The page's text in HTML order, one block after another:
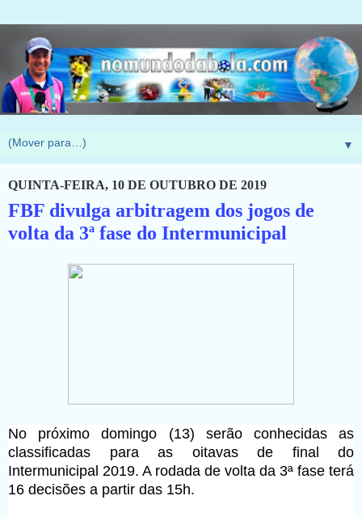
▼
QUINTA-FEIRA, 10 DE OUTUBRO DE 2019
FBF divulga arbitragem dos jogos de
volta da 3ª fase do Intermunicipal
No próximo domingo (13) serão conhecidas as
classificadas para as oitavas de final do
Intermunicipal 2019. A rodada de volta da 3ª fase terá
16 decisões a partir das 15h.